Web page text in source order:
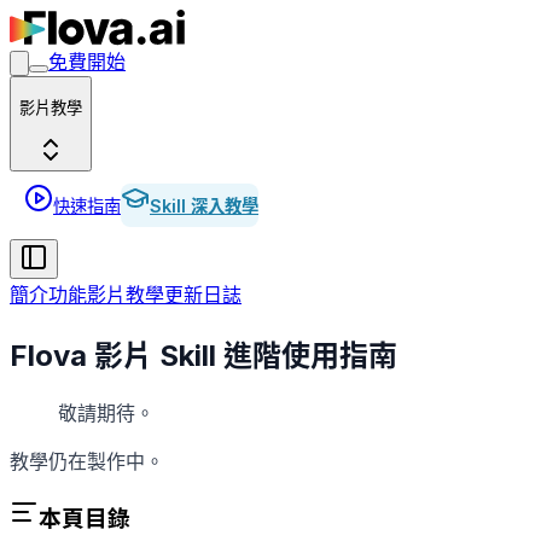
免費開始
影片教學
快速指南 Skill 深入教學
簡介功能影片教學更新日誌
Flova 影片 Skill 進階使用指南
敬請期待。
教學仍在製作中。
本頁目錄